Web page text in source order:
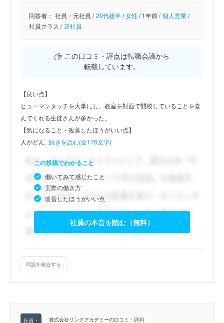
回答者： 社員・元社員 / 20代後半/女性/1年前 / 個人営業/
社員クラス / 正社員
この口コミ・評点は転職会議から
転載しています。
【良い点】
ヒューマンタッチを大事にし、教室を対面で開校していることを喜
んでくれる生徒さんが多かった。
【気になること・改善したほうがいい点】
人がどん...続きを読む(全176文字)
この投稿でわかること
働いてみて感じたこと
実際の働き方
改善したほうがいい点
社員の本音を読む（無料）
問題を報告する
株式会社リンクアカデミーの口コミ・評判